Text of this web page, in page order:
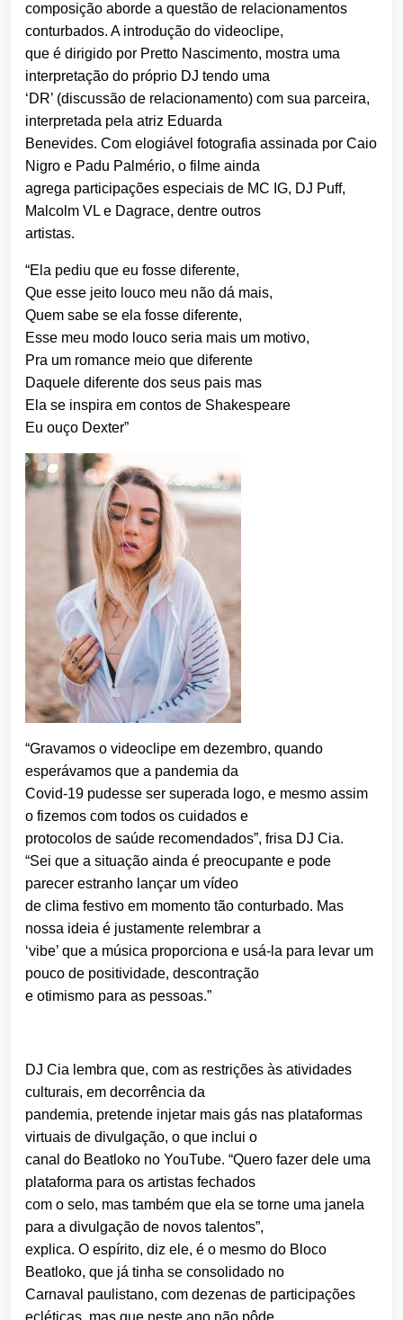
composição aborde a questão de relacionamentos
conturbados. A introdução do videoclipe,
que é dirigido por Pretto Nascimento, mostra uma
interpretação do próprio DJ tendo uma
‘DR’ (discussão de relacionamento) com sua parceira,
interpretada pela atriz Eduarda
Benevides. Com elogiável fotografia assinada por Caio
Nigro e Padu Palmério, o filme ainda
agrega participações especiais de MC IG, DJ Puff,
Malcolm VL e Dagrace, dentre outros
artistas.
“Ela pediu que eu fosse diferente,
Que esse jeito louco meu não dá mais,
Quem sabe se ela fosse diferente,
Esse meu modo louco seria mais um motivo,
Pra um romance meio que diferente
Daquele diferente dos seus pais mas
Ela se inspira em contos de Shakespeare
Eu ouço Dexter”
“Gravamos o videoclipe em dezembro, quando
esperávamos que a pandemia da
Covid-19 pudesse ser superada logo, e mesmo assim
o fizemos com todos os cuidados e
protocolos de saúde recomendados”, frisa DJ Cia.
“Sei que a situação ainda é preocupante e pode
parecer estranho lançar um vídeo
de clima festivo em momento tão conturbado. Mas
nossa ideia é justamente relembrar a
‘vibe’ que a música proporciona e usá-la para levar um
pouco de positividade, descontração
e otimismo para as pessoas.”
DJ Cia lembra que, com as restrições às atividades
culturais, em decorrência da
pandemia, pretende injetar mais gás nas plataformas
virtuais de divulgação, o que inclui o
canal do Beatloko no YouTube. “Quero fazer dele uma
plataforma para os artistas fechados
com o selo, mas também que ela se torne uma janela
para a divulgação de novos talentos”,
explica. O espírito, diz ele, é o mesmo do Bloco
Beatloko, que já tinha se consolidado no
Carnaval paulistano, com dezenas de participações